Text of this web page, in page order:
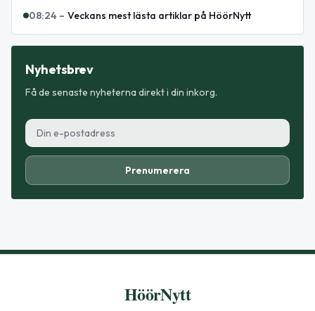
08:24 – Veckans mest lästa artiklar på HöörNytt
Nyhetsbrev
Få de senaste nyheterna direkt i din inkorg.
Prenumerera
HöörNytt